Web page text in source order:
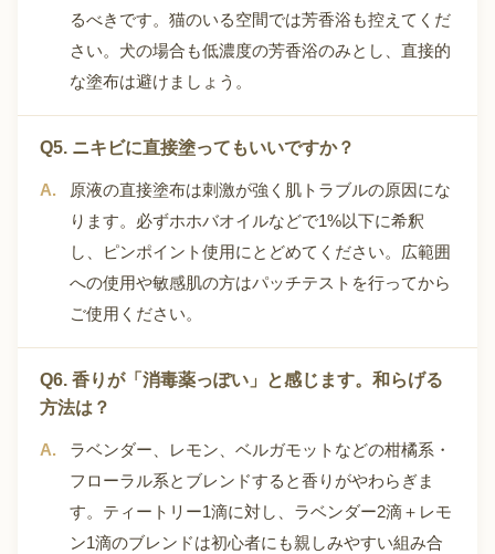
るべきです。猫のいる空間では芳香浴も控えてくだ
さい。犬の場合も低濃度の芳香浴のみとし、直接的
な塗布は避けましょう。
Q5. ニキビに直接塗ってもいいですか？
原液の直接塗布は刺激が強く肌トラブルの原因にな
ります。必ずホホバオイルなどで1%以下に希釈
し、ピンポイント使用にとどめてください。広範囲
への使用や敏感肌の方はパッチテストを行ってから
ご使用ください。
Q6. 香りが「消毒薬っぽい」と感じます。和らげる
方法は？
ラベンダー、レモン、ベルガモットなどの柑橘系・
フローラル系とブレンドすると香りがやわらぎま
す。ティートリー1滴に対し、ラベンダー2滴＋レモ
ン1滴のブレンドは初心者にも親しみやすい組み合